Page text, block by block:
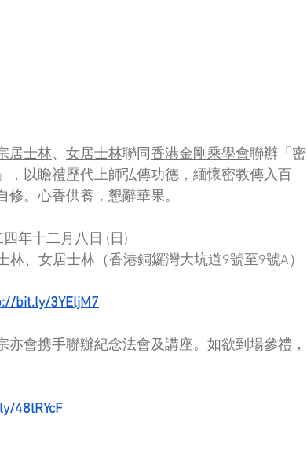
居士林、 女居士林聯同香港⾦剛乘學會聯辦「密
以瞻禮歷代上師弘傳功德，緬懷密教傳入百
。心香供養，懇辭華果。
年十二月八日 (日)
、女居士林（香港銅鑼灣大坑道9號至9號A）
bit.ly/3YEljM7
會携手聯辦紀念法會及講座。如欲到場參禮，
48lRYcF